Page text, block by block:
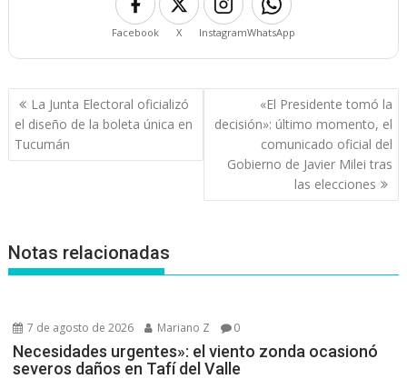
Facebook X InstagramWhatsApp
Navegación
de
entradas
La Junta Electoral oficializó
el diseño de la boleta única en
Tucumán
«El Presidente tomó la
decisión»: último momento, el
comunicado oficial del
Gobierno de Javier Milei tras
las elecciones
Notas relacionadas
7 de agosto de 2026 Mariano Z 0
Necesidades urgentes»: el viento zonda ocasionó
severos daños en Tafí del Valle